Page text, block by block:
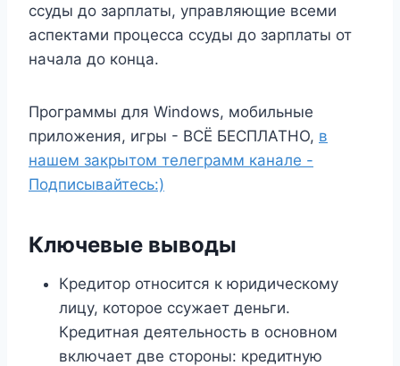
ссуды до зарплаты, управляющие всеми
аспектами процесса ссуды до зарплаты от
начала до конца.
Программы для Windows, мобильные
приложения, игры - ВСЁ БЕСПЛАТНО, в
нашем закрытом телеграмм канале -
Подписывайтесь:)
Ключевые выводы
Кредитор относится к юридическому
лицу, которое ссужает деньги.
Кредитная деятельность в основном
включает две стороны: кредитную